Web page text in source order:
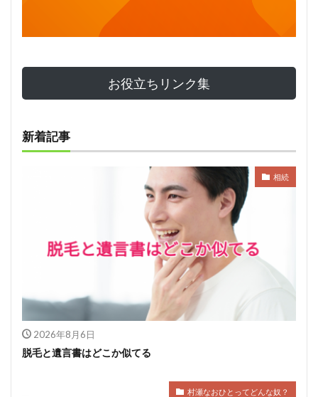
お役立ちリンク集
新着記事
相続
2026年8月6日
脱毛と遺言書はどこか似てる
村瀬なおひとってどんな奴？